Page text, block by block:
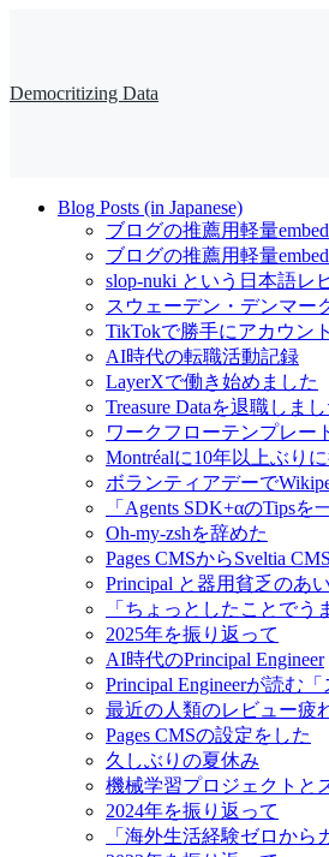
Democritizing Data
Blog Posts (in Japanese)
ブログの推薦用軽量
ブログの推薦用軽量
slop-nuki という日本語レ
スウェーデン・デンマー
TikTokで勝手にアカウン
AI時代の転職活動記録
LayerXで働き始めました
Treasure Dataを退職しまし
ワークフローテンプレー
Montréalに10年以上ぶり
ボランティアデーで
「Agents SDK+αのTips
Oh-my-zshを辞めた
Pages CMSからSveltia
Principal と器用貧乏のあ
「ちょっとしたことで
2025年を振り返って
AI時代のPrincipal Engineer
Principal Engineerが読む
最近の人類のレビュー疲
Pages CMSの設定をした
久しぶりの夏休み
機械学習プロジェクトと
2024年を振り返って
「海外生活経験ゼロか